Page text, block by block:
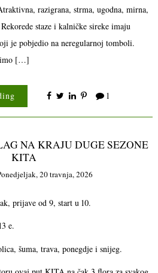
razigrana, strma, ugodna, mirna,
staze i kalničke sireke imaju
je pobjedio na neregularnoj tomboli.
[…]
1
NA KRAJU DUGE SEZONE
KITA
20 travnja, 2026
prijave od 9, start u 10.
e.
šuma, trava, ponegdje i snijeg.